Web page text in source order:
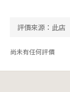
尚未有任何評價